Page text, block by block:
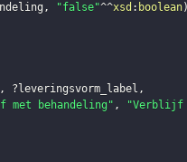
, "false"^^xsd : boolean)
, ?leveringsvorm_label ,
met behandeling" , "Verblijf